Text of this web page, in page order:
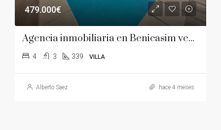
479.000€
Agencia inmobiliaria en Benicasim vende villa en zona de Montornes la parreta
4 3 339 VILLA
Alberto Saez hace 4 meses